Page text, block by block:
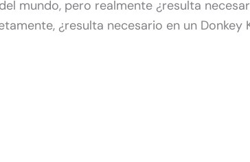
mundo, pero realmente ¿resulta
¿resulta necesario en un Donkey